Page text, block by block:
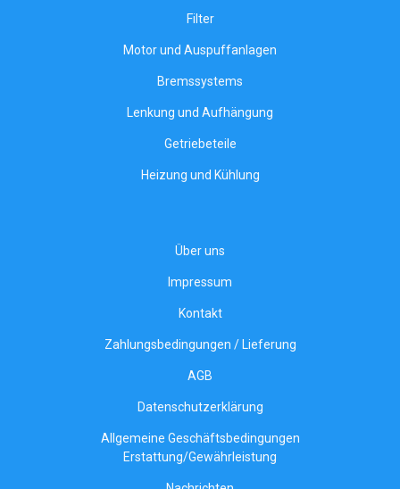
Filter
Motor und Auspuffanlagen
Bremssystems
Lenkung und Aufhängung
Getriebeteile
Heizung und Kühlung
Über uns
Impressum
Kontakt
Zahlungsbedingungen / Lieferung
AGB
Datenschutzerklärung
Allgemeine Geschäftsbedingungen
Erstattung/Gewährleistung